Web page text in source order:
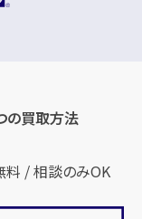
の買取方法
料 / 相談のみOK